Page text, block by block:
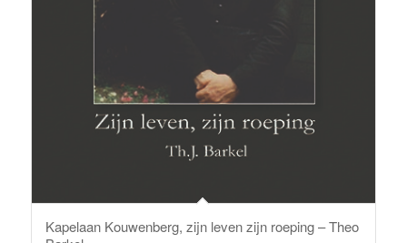
Kapelaan Kouwenberg, zijn leven zijn roeping – Theo